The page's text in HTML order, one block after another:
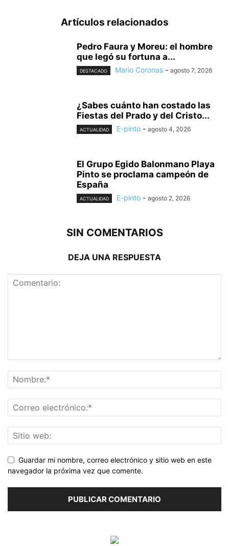
Artículos relacionados
Pedro Faura y Moreu: el hombre
que legó su fortuna a...
DESTACADO Mario Coronas - agosto 7, 2026
¿Sabes cuánto han costado las
Fiestas del Prado y del Cristo...
ACTUALIDAD E-pinto - agosto 4, 2026
El Grupo Egido Balonmano Playa
Pinto se proclama campeón de
España
ACTUALIDAD E-pinto - agosto 2, 2026
SIN COMENTARIOS
DEJA UNA RESPUESTA
Guardar mi nombre, correo electrónico y sitio web en este
navegador la próxima vez que comente.